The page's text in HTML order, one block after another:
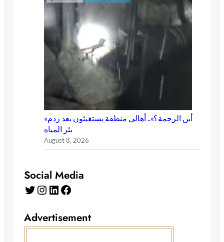
«أين الرحمة؟».. أهالي منطقة يستغيثون بعد ردم
بئر المياه
August 8, 2026
Social Media
Advertisement